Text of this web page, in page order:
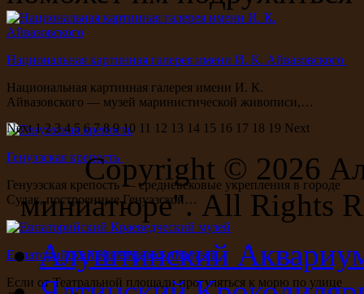
Национальная картинная галерея имени И. К. Айвазовского
Национальная картинная галерея имени И. К.
Айвазовского — музей маринистической живописи,…
Генуэзская крепость
Генуэзская крепость — средневековые укрепления в городе
Судак, построенные Генуэзской…
Евпаторийский Краеведческий музей
Если от Театральной площади прогуляться к морю по улице
Next12345678910 11 12 13 14 15 16 17 18 19 Next
Copyright © 2026
миниатюре". All Rights
Алуштинский